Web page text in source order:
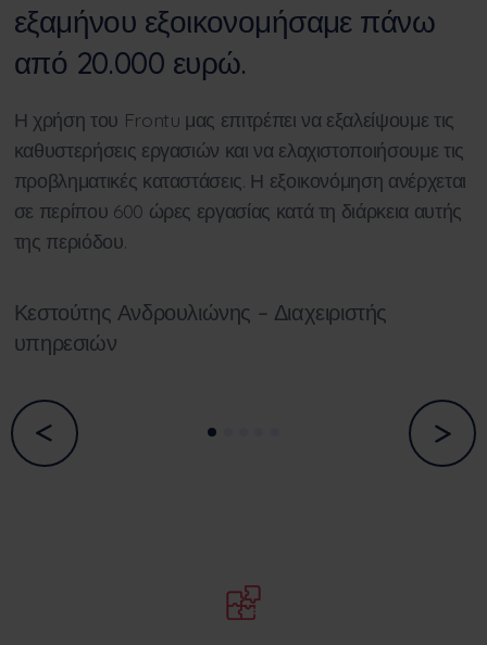
εξαμήνου εξοικονομήσαμε πάνω
από 20.000 ευρώ.
Η χρήση του Frontu μας επιτρέπει να εξαλείψουμε τις
καθυστερήσεις εργασιών και να ελαχιστοποιήσουμε τις
προβληματικές καταστάσεις. Η εξοικονόμηση ανέρχεται
σε περίπου 600 ώρες εργασίας κατά τη διάρκεια αυτής
της περιόδου.
Κεστούτης Ανδρουλιώνης – Διαχειριστής
υπηρεσιών